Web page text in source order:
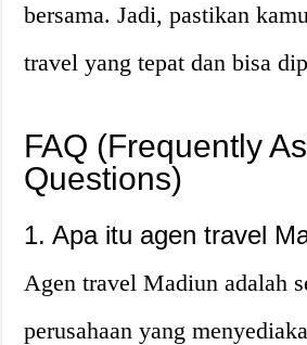
bersama. Jadi, pastikan
travel yang tepat dan bisa
FAQ (Frequently
Questions)
1. Apa itu agen travel
Agen travel Madiun adalah
perusahaan yang